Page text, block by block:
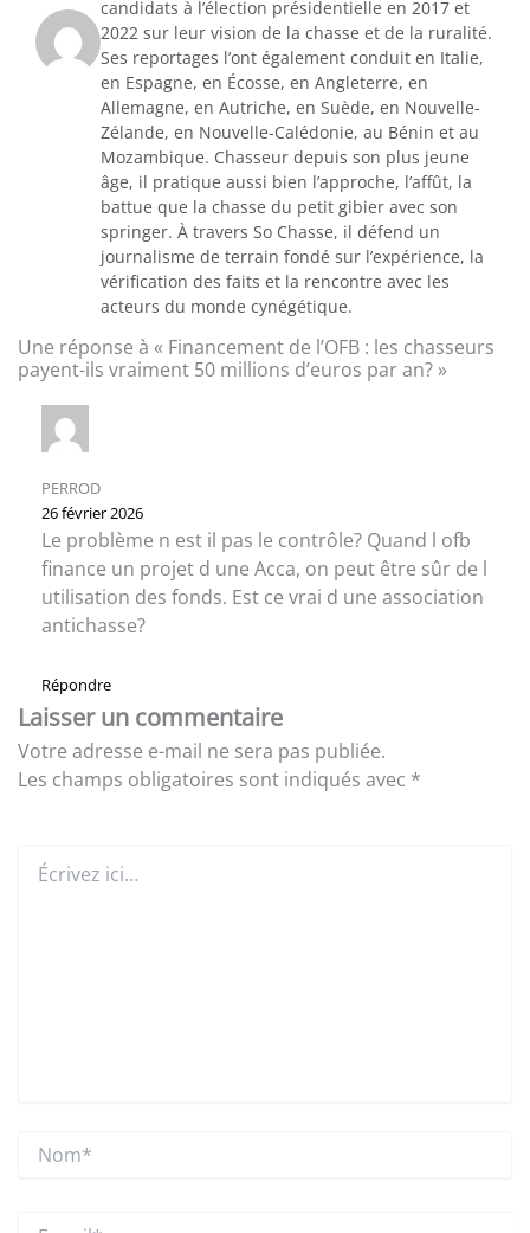
candidats à l’élection présidentielle en 2017 et
2022 sur leur vision de la chasse et de la ruralité.
Ses reportages l’ont également conduit en Italie,
en Espagne, en Écosse, en Angleterre, en
Allemagne, en Autriche, en Suède, en Nouvelle-
Zélande, en Nouvelle-Calédonie, au Bénin et au
Mozambique. Chasseur depuis son plus jeune
âge, il pratique aussi bien l’approche, l’affût, la
battue que la chasse du petit gibier avec son
springer. À travers So Chasse, il défend un
journalisme de terrain fondé sur l’expérience, la
vérification des faits et la rencontre avec les
acteurs du monde cynégétique.
Une réponse à « Financement de l’OFB : les chasseurs
payent-ils vraiment 50 millions d’euros par an? »
PERROD
26 février 2026
Le problème n est il pas le contrôle? Quand l ofb
finance un projet d une Acca, on peut être sûr de l
utilisation des fonds. Est ce vrai d une association
antichasse?
Répondre
Laisser un commentaire
Votre adresse e-mail ne sera pas publiée.
Les champs obligatoires sont indiqués avec *
ici…